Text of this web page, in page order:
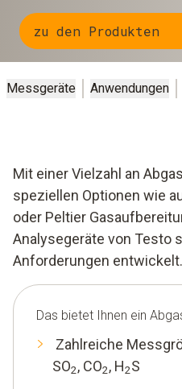
zu den Produkten
Messgeräte Anwendungen
Mit einer Vielzahl an
speziellen Optionen wie
oder Peltier
Analysegeräte von Testo
Anforderungen entwickelt.
Das bietet Ihnen ein
Zahlreiche
SO2, CO2, H2S